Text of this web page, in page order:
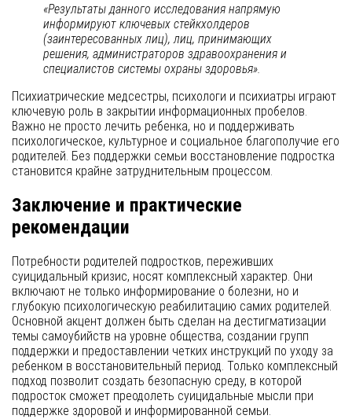
«Результаты данного исследования напрямую
информируют ключевых стейкхолдеров
(заинтересованных лиц), лиц, принимающих
решения, администраторов здравоохранения и
специалистов системы охраны здоровья».
Психиатрические медсестры, психологи и психиатры играют
ключевую роль в закрытии информационных пробелов.
Важно не просто лечить ребенка, но и поддерживать
психологическое, культурное и социальное благополучие его
родителей. Без поддержки семьи восстановление подростка
становится крайне затруднительным процессом.
Заключение и практические
рекомендации
Потребности родителей подростков, переживших
суицидальный кризис, носят комплексный характер. Они
включают не только информирование о болезни, но и
глубокую психологическую реабилитацию самих родителей.
Основной акцент должен быть сделан на дестигматизации
темы самоубийств на уровне общества, создании групп
поддержки и предоставлении четких инструкций по уходу за
ребенком в восстановительный период. Только комплексный
подход позволит создать безопасную среду, в которой
подросток сможет преодолеть суицидальные мысли при
поддержке здоровой и информированной семьи.